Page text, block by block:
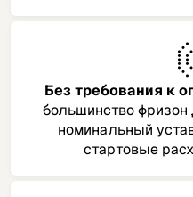
Без требования к
большинство
номинальный
стартовые